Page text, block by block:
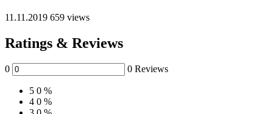
11.11.2019 659 views
Ratings & Reviews
0 0 Reviews
5 0 %
4 0 %